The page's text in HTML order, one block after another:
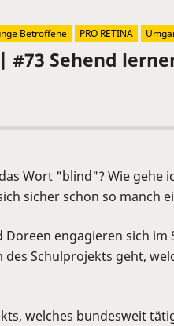
Sehend
Wort "blind"? Wie gehe
sicher schon so manch
Doreen engagieren sich
des Schulprojekts geht,
welches bundesweit
Betroffene PRO RETINA